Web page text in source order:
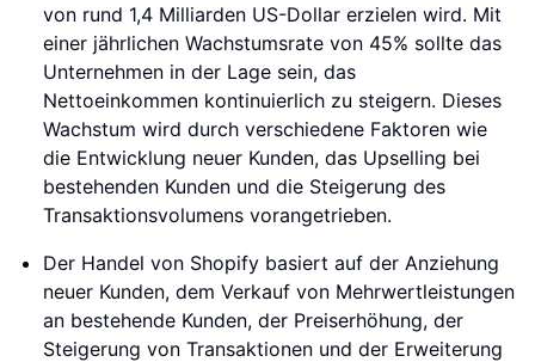
von rund 1,4 Milliarden US-Dollar erzielen wird. Mit
einer jährlichen Wachstumsrate von 45% sollte das
Unternehmen in der Lage sein, das
Nettoeinkommen kontinuierlich zu steigern. Dieses
Wachstum wird durch verschiedene Faktoren wie
die Entwicklung neuer Kunden, das Upselling bei
bestehenden Kunden und die Steigerung des
Transaktionsvolumens vorangetrieben.
Der Handel von Shopify basiert auf der Anziehung
neuer Kunden, dem Verkauf von Mehrwertleistungen
an bestehende Kunden, der Preiserhöhung, der
Steigerung von Transaktionen und der Erweiterung